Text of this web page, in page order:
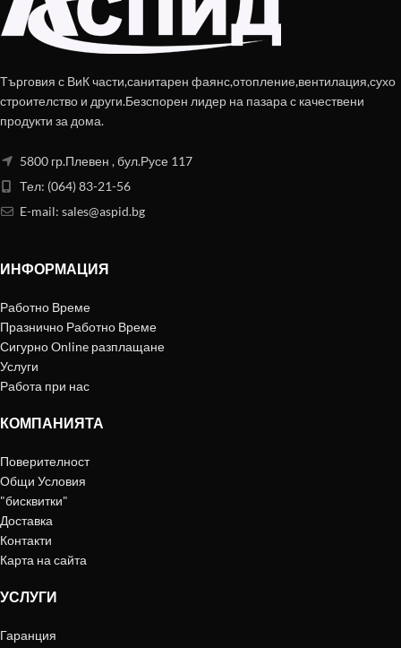
Търговия с ВиК части,санитарен фаянс,отопление,вентилация,сухо
строителство и други.Безспорен лидер на пазара с качествени
продукти за дома.
5800 гр.Плевен , бул.Русе 117
Тел: (064) 83-21-56
E-mail: sales@aspid.bg
ИНФОРМАЦИЯ
Работно Време
Празнично Работно Време
Сигурно Online разплащане
Услуги
Работа при нас
КОМПАНИЯТА
Поверителност
Общи Условия
"бисквитки"
Доставка
Контакти
Карта на сайта
УСЛУГИ
Гаранция